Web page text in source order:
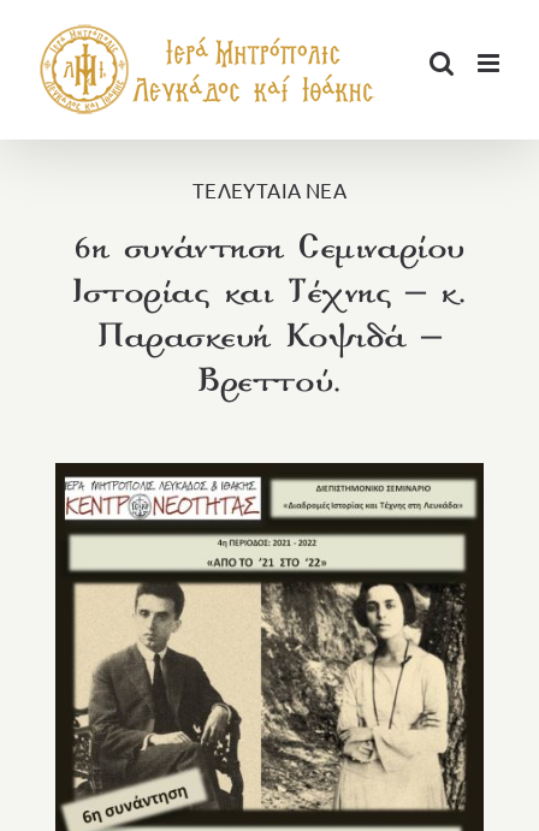
περιεχόμενο
ΤΕΛΕΥΤΑΙΑ ΝΕΑ
6η συνάντηση Σεμιναρίου
Ιστορίας και Τέχνης – κ.
Παρασκευή Κοψιδά –
Βρεττού.